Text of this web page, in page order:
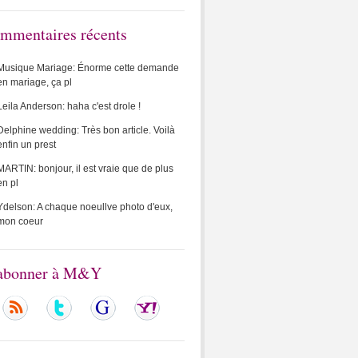
récents
Mariage: Énorme cette demande
mariage, ça pl
Anderson: haha c'est drole !
wedding: Très bon article. Voilà
un prest
bonjour, il est vraie que de plus
pl
A chaque noeullve photo d'eux,
coeur
à M&Y